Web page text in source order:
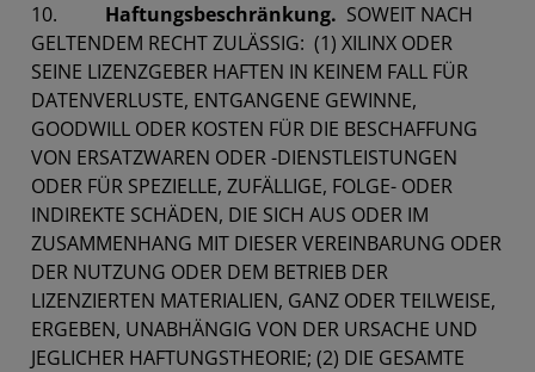
10. Haftungsbeschränkung. SOWEIT NACH
GELTENDEM RECHT ZULÄSSIG: (1) XILINX ODER
SEINE LIZENZGEBER HAFTEN IN KEINEM FALL FÜR
DATENVERLUSTE, ENTGANGENE GEWINNE,
GOODWILL ODER KOSTEN FÜR DIE BESCHAFFUNG
VON ERSATZWAREN ODER -DIENSTLEISTUNGEN
ODER FÜR SPEZIELLE, ZUFÄLLIGE, FOLGE- ODER
INDIREKTE SCHÄDEN, DIE SICH AUS ODER IM
ZUSAMMENHANG MIT DIESER VEREINBARUNG ODER
DER NUTZUNG ODER DEM BETRIEB DER
LIZENZIERTEN MATERIALIEN, GANZ ODER TEILWEISE,
ERGEBEN, UNABHÄNGIG VON DER URSACHE UND
JEGLICHER HAFTUNGSTHEORIE; (2) DIE GESAMTE